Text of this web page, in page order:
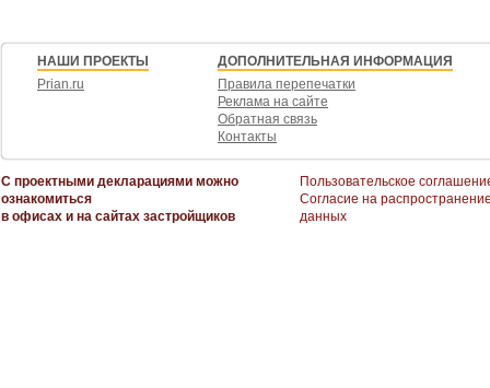
НАШИ ПРОЕКТЫ
Prian.ru
ДОПОЛНИТЕЛЬНАЯ ИНФОРМАЦИЯ
Правила перепечатки
Реклама на сайте
Обратная связь
Контакты
С проектными декларациями можно
ознакомиться
в офисах и на сайтах застройщиков
Пользовательское
Согласие на
данных